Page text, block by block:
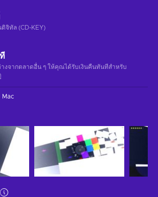
จิทัล (CD-KEY)
งจากตลาดอื่น ๆ ให้คุณได้รับเงินคืนทันทีสําหรับ
Mac